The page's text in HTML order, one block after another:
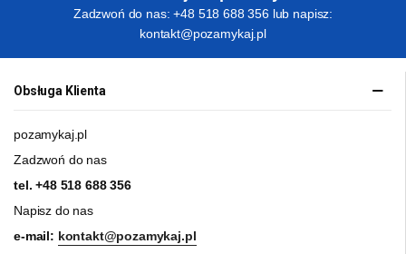
Zadzwoń do nas: +48 518 688 356 lub napisz:
kontakt@pozamykaj.pl
Obsługa Klienta
pozamykaj.pl
Zadzwoń do nas
tel.+48 518 688 356
Napisz do nas
e-mail: kontakt@pozamykaj.pl